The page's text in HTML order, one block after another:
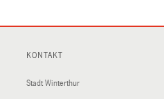
KONTAKT
Stadt Winterthur